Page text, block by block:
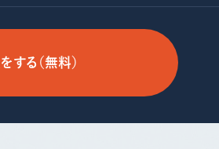
する（無料）